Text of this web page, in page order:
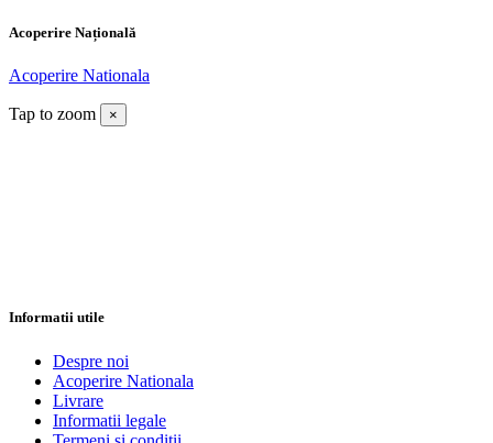
Acoperire Națională
Acoperire Nationala
Tap to zoom ×
Informatii utile
Despre noi
Acoperire Nationala
Livrare
Informatii legale